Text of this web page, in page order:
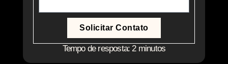
Solicitar Contato
Tempo de resposta: 2 minutos